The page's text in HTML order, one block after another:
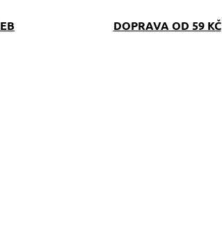
DOPRAVA OD 59 KČ